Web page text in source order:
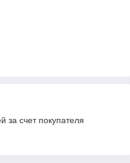
за счет покупателя